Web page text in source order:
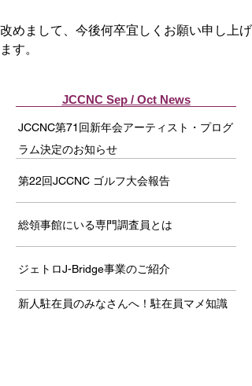
改めまして、今後何卒宜しくお願い申し上げ
ます。
JCCNC Sep / Oct News
JCCNC第71回新年会アーティスト・プログ
ラム決定のお知らせ
第22回JCCNC ゴルフ大会報告
総領事館にいる専門調査員とは
ジェトロJ-Bridge事業のご紹介
新人駐在員のみなさんへ！駐在員マメ知識